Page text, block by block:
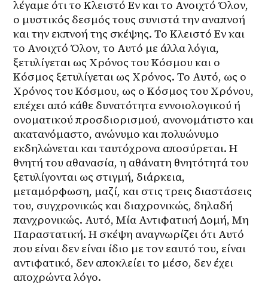
λέγαμε ότι το Κλειστό Εν και το Ανοιχτό Όλον,
ο μυστικός δεσμός τους συνιστά την αναπνοή
και την εκπνοή της σκέψης. Το Κλειστό Εν και
το Ανοιχτό Όλον, το Αυτό με άλλα λόγια,
ξετυλίγεται ως Χρόνος του Κόσμου και ο
Κόσμος ξετυλίγεται ως Χρόνος. Το Αυτό, ως ο
Χρόνος του Κόσμου, ως ο Κόσμος του Χρόνου,
επέχει από κάθε δυνατότητα εννοιολογικού ή
ονοματικού προσδιορισμού, ανονομάτιστο και
ακατανόμαστο, ανώνυμο και πολυώνυμο
εκδηλώνεται και ταυτόχρονα αποσύρεται. Η
θνητή του αθανασία, η αθάνατη θνητότητά του
ξετυλίγονται ως στιγμή, διάρκεια,
μεταμόρφωση, μαζί, και στις τρεις διαστάσεις
του, συγχρονικώς και διαχρονικώς, δηλαδή
πανχρονικώς. Αυτό, Μία Αντιφατική Δομή, Μη
Παραστατική. Η σκέψη αναγνωρίζει ότι Αυτό
που είναι δεν είναι ίδιο με τον εαυτό του, είναι
αντιφατικό, δεν αποκλείει το μέσο, δεν έχει
αποχρώντα λόγο.